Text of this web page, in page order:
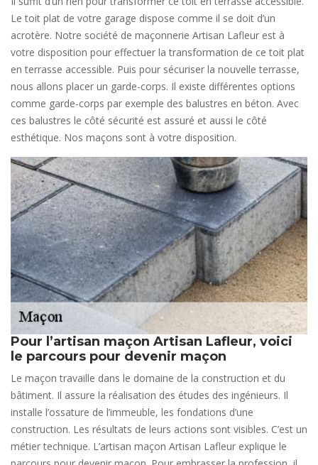
Le toit plat de votre garage dispose comme il se doit d’un
acrotère. Notre société de maçonnerie Artisan Lafleur est à
votre disposition pour effectuer la transformation de ce toit plat
en terrasse accessible. Puis pour sécuriser la nouvelle terrasse,
nous allons placer un garde-corps. Il existe différentes options
comme garde-corps par exemple des balustres en béton. Avec
ces balustres le côté sécurité est assuré et aussi le côté
esthétique. Nos maçons sont à votre disposition.
Pour l’artisan maçon Artisan Lafleur, voici
le parcours pour devenir maçon
Le maçon travaille dans le domaine de la construction et du
bâtiment. Il assure la réalisation des études des ingénieurs. Il
installe l’ossature de l’immeuble, les fondations d’une
construction. Les résultats de leurs actions sont visibles. C’est un
métier technique. L’artisan maçon Artisan Lafleur explique le